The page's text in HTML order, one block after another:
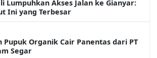
Lumpuhkan Akses Jalan ke Gianyar:
Ini yang Terbesar
Pupuk Organik Cair Panentas dari PT
Segar